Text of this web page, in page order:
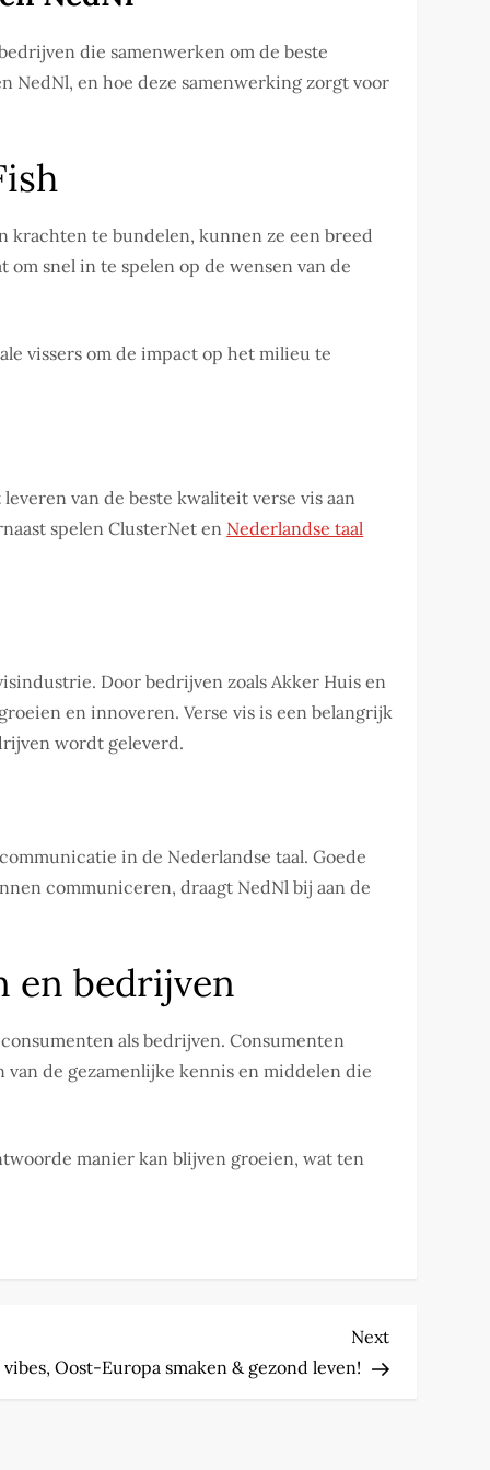
die samenwerken om de beste
NedNl, en hoe deze samenwerking zorgt voor
krachten te bundelen, kunnen ze een breed
om snel in te spelen op de wensen van de
vissers om de impact op het milieu te
van de beste kwaliteit verse vis aan
spelen ClusterNet en Nederlandse taal
Door bedrijven zoals Akker Huis en
en innoveren. Verse vis is een belangrijk
wordt geleverd.
in de Nederlandse taal. Goede
communiceren, draagt NedNl bij aan de
en bedrijven
als bedrijven. Consumenten
de gezamenlijke kennis en middelen die
manier kan blijven groeien, wat ten
Next
Post
Next
Oost-Europa smaken & gezond leven!